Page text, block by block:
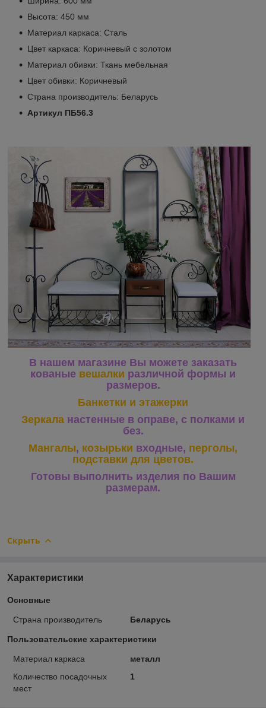
Высота: 450 мм
Материал каркаса: Сталь
Цвет каркаса: Коричневый с золотом
Материал обивки: Ткань мебельная
Цвет обивки: Коричневый
Страна производитель: Беларусь
Артикул ПБ56.3
В нашем магазине Вы можете заказать
кованые вешалки различной формы и
размеров.
Банкетки и этажерки
Зеркала настенные в оправе, с полками и
без.
Мангалы, козырьки входные, перголы,
подставки для цветов.
Готовы выполнить изделия по Вашим
размерам.
Скрыть
Характеристики
Основные
Страна производитель Беларусь
Пользовательские характеристики
Материал каркаса
металл
Количество посадочных
мест
1